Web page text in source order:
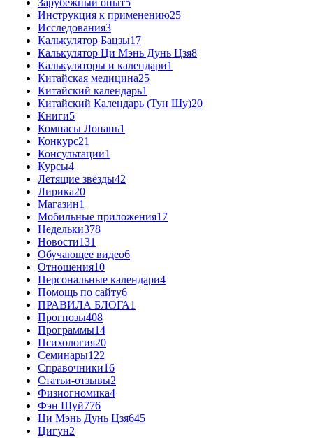
Зарубежный опыт5
Инструкция к применению25
Исследования3
Калькулятор Бацзы17
Калькулятор Ци Мэнь Дунь Цзя8
Калькуляторы и календари1
Китайская медицина25
Китайский календарь1
Китайский Календарь (Тун Шу)20
Книги5
Компасы Лопань1
Конкурс21
Консультации1
Курсы4
Летящие звёзды42
Лирика20
Магазин1
Мобильные приложения17
Недельки378
Новости131
Обучающее видео6
Отношения10
Персональные календари4
Помощь по сайту6
ПРАВИЛА БЛОГА1
Прогнозы408
Программы14
Психология20
Семинары122
Справочники16
Статьи-отзывы2
Физиогномика4
Фэн Шуй776
Ци Мэнь Дунь Цзя645
Цигун2